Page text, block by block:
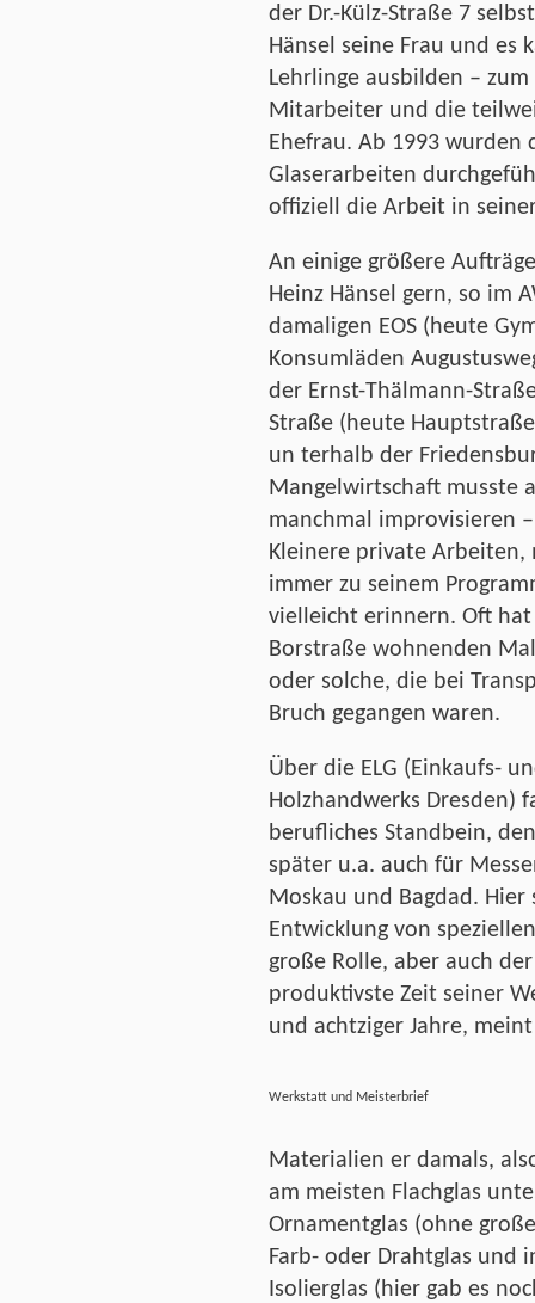
der Dr.-Külz-Straße 7
Hänsel seine Frau und es
Lehrlinge ausbilden –
Mitarbeiter und die
Ehefrau. Ab 1993
Glaserarbeiten
offiziell die Arbeit in
An einige größere
Heinz Hänsel gern, so im
damaligen EOS (heute
Konsumläden
der Ernst-Thälmann-
Straße (heute
un­ terhalb der
Mangelwirtschaft musste
manchmal improvisieren
Kleinere private Arbeiten,
immer zu seinem
vielleicht erinnern. Oft
Borstraße wohnenden
oder solche, die bei
Bruch gegangen waren.
Über die ELG (Einkaufs-
Holzhandwerks Dresden)
berufliches Standbein,
später u.a. auch für
Moskau und Bagdad.
Entwicklung von
große Rolle, aber auch
produktivste Zeit seiner
und achtziger Jahre,
Werkstatt und Meisterbrief
Materialien er damals,
am meisten Flachglas
Ornamentglas (ohne
Farb- oder Drahtglas und
Isolierglas (hier gab es